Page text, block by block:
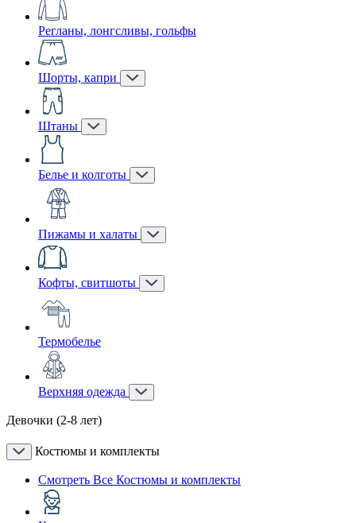
Регланы, лонгсливы, гольфы
Шорты, капри
Штаны
Белье и колготы
Пижамы и халаты
Кофты, свитшоты
Термобелье
Верхняя одежда
Девочки (2-8 лет)
Костюмы и комплекты
Смотреть Все Костюмы и комплекты